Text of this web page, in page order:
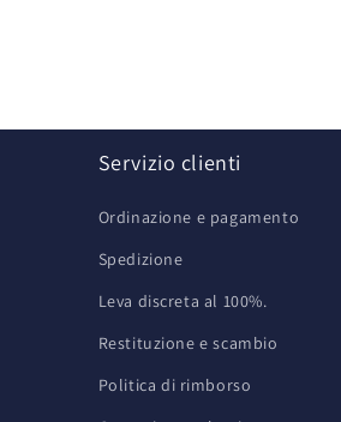
Servizio clienti
Ordinazione e pagamento
Spedizione
Leva discreta al 100%.
Restituzione e scambio
Politica di rimborso